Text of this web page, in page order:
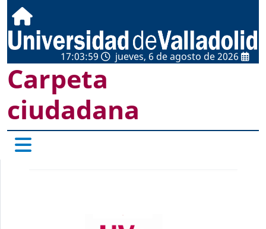
17:03:59 jueves, 6 de agosto de 2026
Carpeta
ciudadana